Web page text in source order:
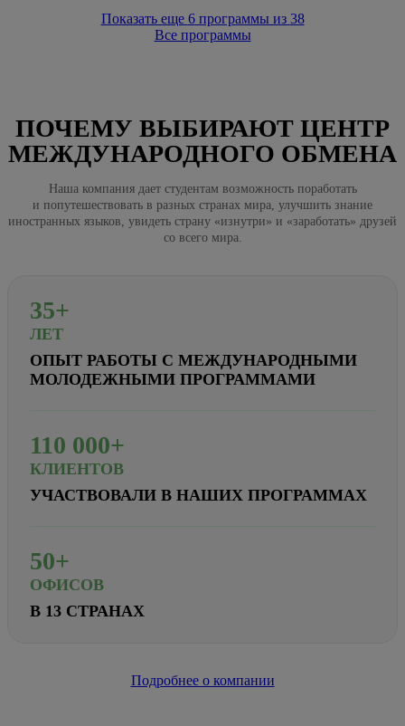
Показать еще 6программы из 38
Все программы
ПОЧЕМУ ВЫБИРАЮТ ЦЕНТР
МЕЖДУНАРОДНОГО ОБМЕНА
Наша компания дает студентам возможность поработать
и попутешествовать в разных странах мира, улучшить знание
иностранных языков, увидеть страну «изнутри» и «заработать» друзей
со всего мира.
35+
ЛЕТ
ОПЫТ РАБОТЫ С МЕЖДУНАРОДНЫМИ
МОЛОДЕЖНЫМИ ПРОГРАММАМИ
110 000+
КЛИЕНТОВ
УЧАСТВОВАЛИ В НАШИХ ПРОГРАММАХ
50+
ОФИСОВ
В 13 СТРАНАХ
Подробнее о компании